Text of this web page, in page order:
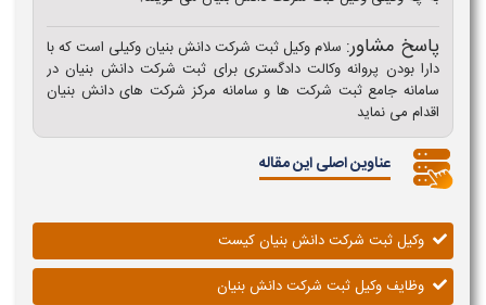
پاسخ مشاور: سلام وکیل ثبت شرکت دانش بنیان وکیلی است که با
دارا بودن پروانه وکالت دادگستری برای ثبت شرکت دانش بنیان در
سامانه جامع ثبت شرکت ها و سامانه مرکز شرکت های دانش بنیان
اقدام می نماید
عناوین اصلی این مقاله
وکیل ثبت شرکت دانش بنیان کیست
وظایف وکیل ثبت شرکت دانش بنیان